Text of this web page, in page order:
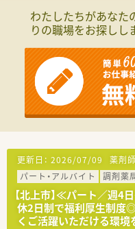
■清潔感のある店舗
り、生活がしやすい地
わたしたちがあなた
りの職場をお探しし
更新日： 2026/07/09 薬剤
パート・アルバイト
調剤薬
【北上市】≪パート／週4
休2日制で福利厚生制度
くご活躍いただける環